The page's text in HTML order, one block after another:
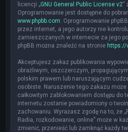
licencji „GNU General Public License v2”
Oprogramowanie jest dostępne do
www.phpbb.com . Oprogramowanie
przez internet, a jego autorzy nie
zamieszczanych w internecie za jego
phpBB można znaleźć na stronie https://
Akceptujesz zakaz publikowania
obraźliwym, oszczerczym,
polskim prawem lub naruszającym
osobiste. Naruszenie tego zakazu
całkowitym zablokowaniem dostępu do
internetu zostanie powiadomiony o
zachowaniu. Wyrażasz zgodę na to, że
Radia, rozkodowanie, online” może w
zmienić, przenieść lub zamknąć każdy